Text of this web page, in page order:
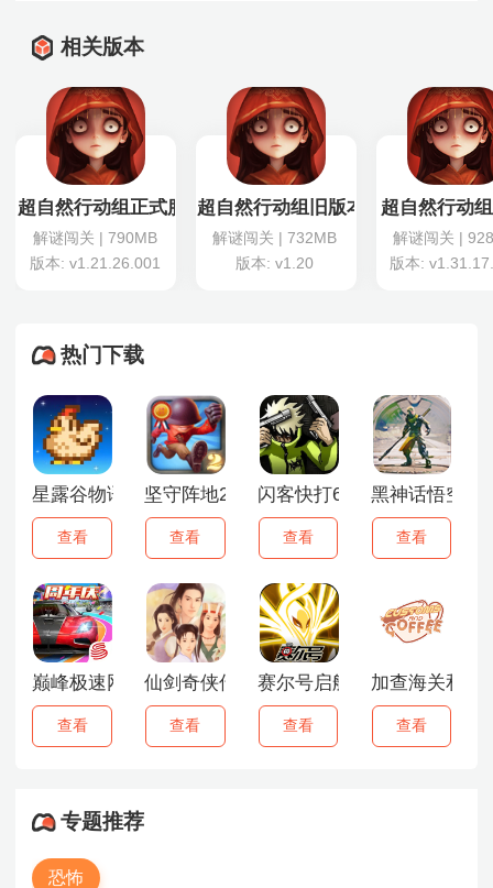
相关版本
超自然行动组正式服
解谜闯关 | 790MB
版本: v1.21.26.001
超自然行动组旧版本
解谜闯关 | 732MB
版本: v1.20
超自然行动
解谜闯关 |
版本:
热门下载
星露谷物语1.6.15手机版
查看
坚守阵地2安卓版
查看
闪客快打6手机版
查看
黑神话悟空手
查看
巅峰极速网易版
查看
仙剑奇侠传1
查看
赛尔号启航手游
查看
加查海关和咖
查看
专题推荐
恐怖